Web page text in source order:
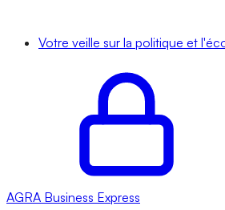
Votre veille sur la politique et
AGRA Business Express